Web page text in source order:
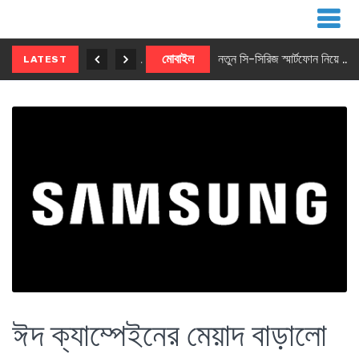
LATEST মোবাইল নতুন সি-সিরিজ স্মার্টফোন নিয়ে আসছে রিয়েলমি
ঈদ ক্যাম্পেইনের মেয়াদ বাড়ালো